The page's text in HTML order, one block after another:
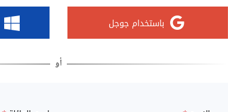
باستخدام جوجل